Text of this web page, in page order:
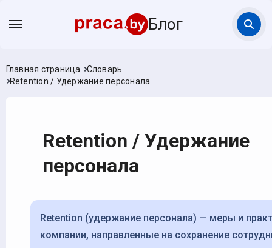
Блог
Главная страница
Словарь
Retention / Удержание персонала
Retention / Удержание
персонала
Retention (удержание персонала) — меры и практики
компании, направленные на сохранение